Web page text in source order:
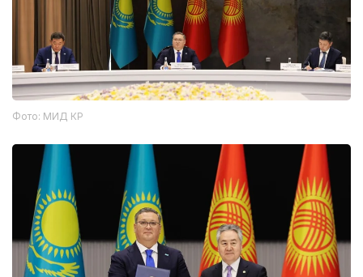
Фото: МИД КР